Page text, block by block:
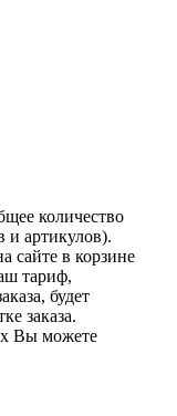
количество
и артикулов).
сайте в корзине
тариф,
будет
заказа.
Вы можете